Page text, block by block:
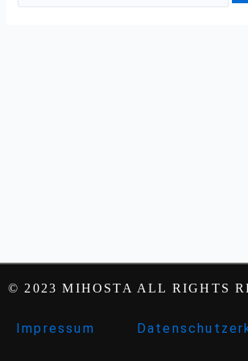
© 2023 MIHOSTA ALL RIGHTS
Impressum